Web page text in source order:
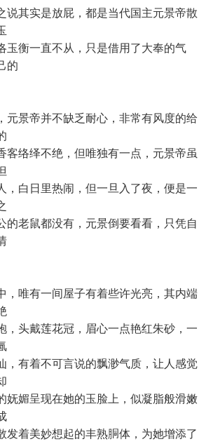
其实是放屁，都是当代国主元景帝散
玉衡一直不从，只是借用了大奉的气
的
景帝并不缺乏耐心，非常有风度的给
客络绎不绝，但唯独有一点，元景帝虽
，白日里热闹，但一旦入了夜，便是一
的老鼠都没有，元景倒要看看，只凭自
唯有一间屋子有着些许光亮，其内端
，头戴莲花冠，眉心一点艳红朱砂，一
，有着不可言说的飘渺气质，让人感觉
妩媚呈现在她的玉脸上，似凝脂般滑嫩
发着美妙想起的丰熟胴体，为她增添了